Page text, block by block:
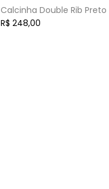
Calcinha Double Rib Preto
R$ 248,00